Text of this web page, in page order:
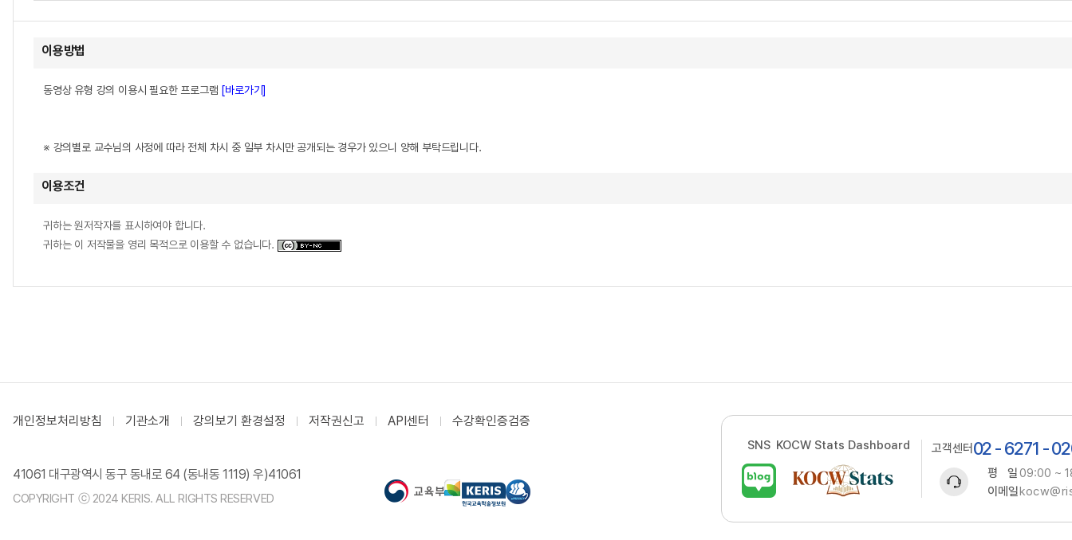
이용방법
동영상 유형 강의 이용시 필요한 프로그램 [바로가기]
※ 강의별로 교수님의 사정에 따라 전체 차시 중 일부 차시만 공개되는 경우가 있으니 양해 부탁드립니다.
이용조건
귀하는 원저작자를 표시하여야 합니다.
귀하는 이 저작물을 영리 목적으로 이용할 수 없습니다.
개인정보처리방침 기관소개 강의보기 환경설정 저작권신고 API센터 수강확인증검증
41061 대구광역시 동구 동내로 64 (동내동 1119) 우)41061
COPYRIGHT ⓒ 2024 KERIS. ALL RIGHTS RESERVED
SNS KOCW Stats Dashboard 고객센터 02 - 6271 -
평 일09:00 ~
이메일